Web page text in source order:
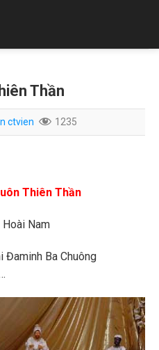
Thần
ctvien 1235
Thiên Thần
Hoài Nam
Đaminh Ba Chuông